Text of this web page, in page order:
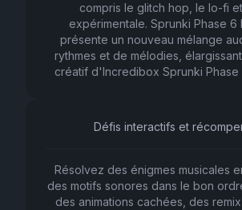
compris le glitch hop, le lo-fi
expérimentale. Sprunki Phase 6
présente un nouveau mélange
rythmes et de mélodies,
créatif d'Incredibox Sprunki Phase
Défis interactifs et
Résolvez des énigmes musicales
des motifs sonores dans le bon
des animations cachées, des